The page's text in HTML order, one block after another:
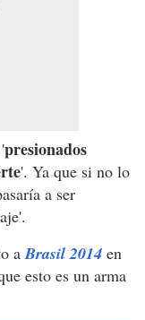
presionados
'. Ya que si no lo
a ser
aBrasil 2014 en
esto es un arma